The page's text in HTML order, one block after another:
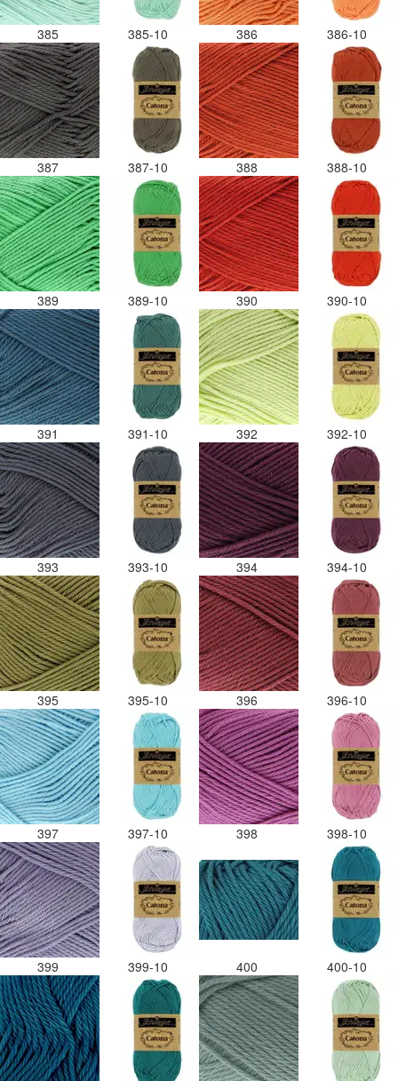
385 385-10 386 386-10
387 387-10 388 388-10
389 389-10 390 390-10
391 391-10 392 392-10
393 393-10 394 394-10
395 395-10 396 396-10
397 397-10 398 398-10
399 399-10 400 400-10